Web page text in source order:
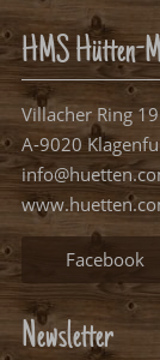
HMS Hütten-
Villacher Ring 19
A-9020
Facebook
Newsletter